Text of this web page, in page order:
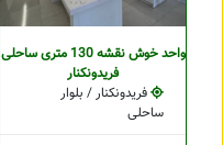
واحد خوش نقشه 130 متری ساحلی
فریدونکنار
فریدونکنار / بلوار
ساحلی